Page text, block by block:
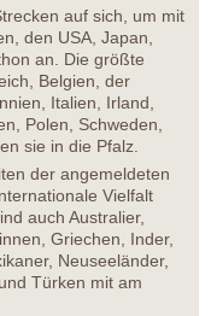
auf sich, um mit
den USA, Japan,
an. Die größte
Belgien, der
Italien, Irland,
Polen, Schweden,
sie in die Pfalz.
der angemeldeten
Vielfalt
auch Australier,
Griechen, Inder,
Neuseeländer,
Türken mit am